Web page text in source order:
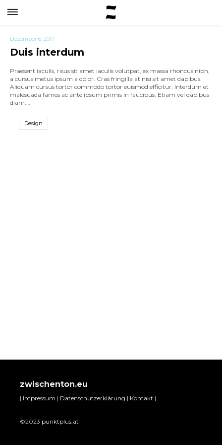
Dezember 6, 2017
Duis interdum
Praesent iaculis, risus sit amet iaculis volutpat, ex massa rhoncus nibh,
a cursus metus ipsum a dolor. Cras fringilla at nisi sit amet dapibus.
Aliquam cursus tortor commodo tortor euismod efficitur. Interdum et
malesuada fames ac ante ipsum primis in faucibus. Etiam vel dapibus
diam.…
Design
zwischenton.eu
| Impressum | Datenschutzerklärung | Kontakt |
©2023 punktplus.at